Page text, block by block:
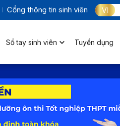
Cổng thông tin sinh viên VI
Sổ tay sinh viên Tuyển dụng